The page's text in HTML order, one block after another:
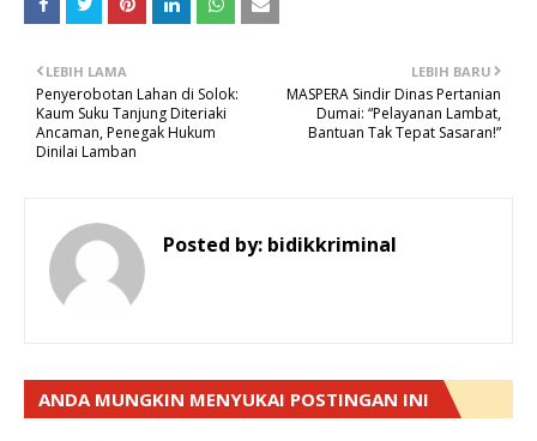
LEBIH BARU
MASPERA Sindir Dinas Pertanian
Dumai: “Pelayanan Lambat,
Bantuan Tak Tepat Sasaran!”
LEBIH LAMA
Penyerobotan Lahan di Solok:
Kaum Suku Tanjung Diteriaki
Ancaman, Penegak Hukum
Dinilai Lamban
Posted by: bidikkriminal
ANDA MUNGKIN MENYUKAI POSTINGAN INI